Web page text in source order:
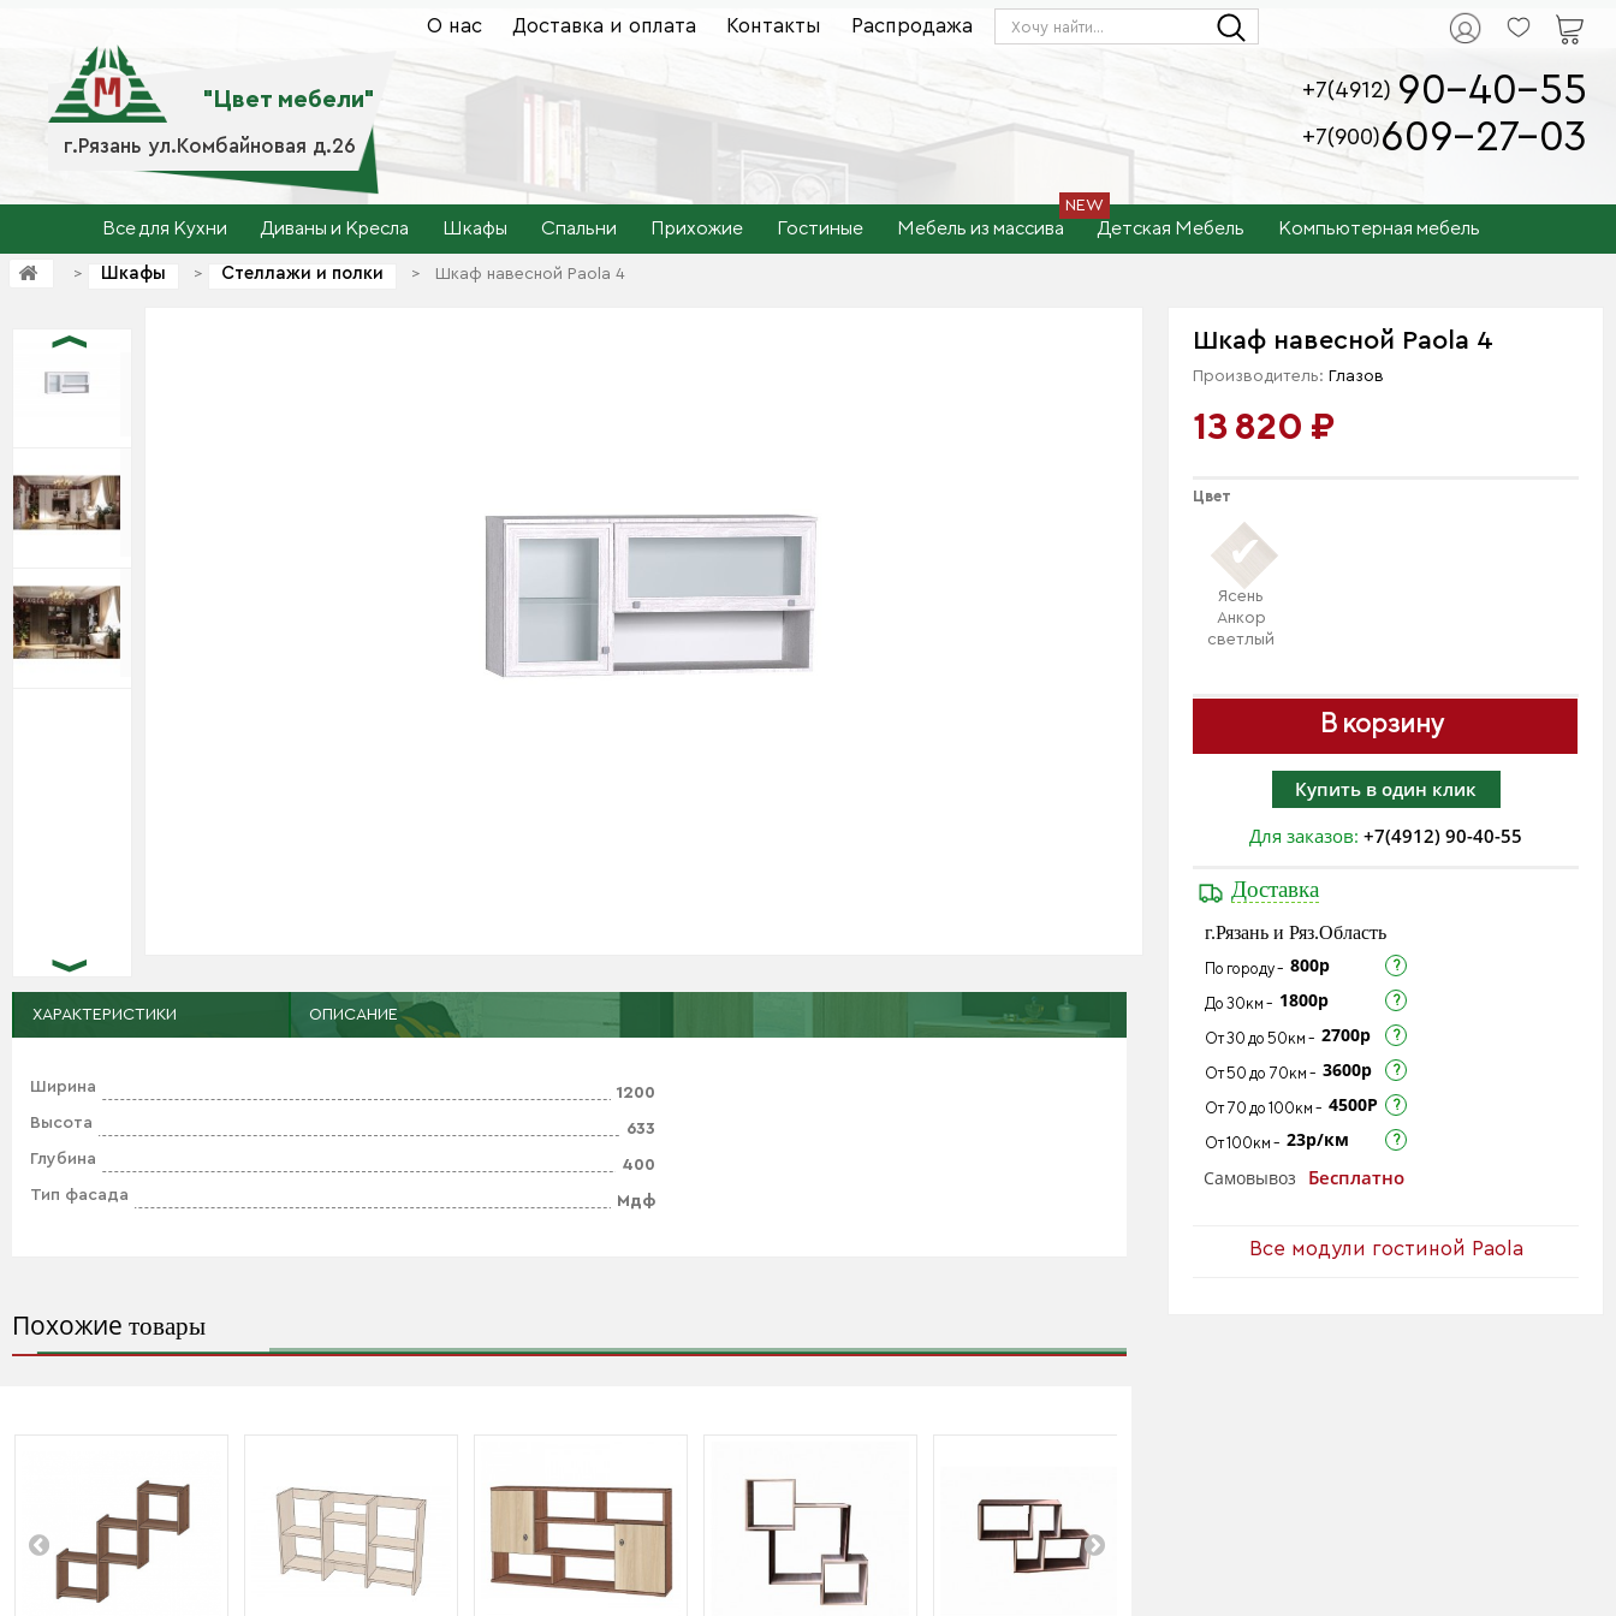
г.Рязань ул.Комбайновая д.26
"Цвет мебели"
О нас Доставка и оплата Контакты Распродажа
+7(4912) 90-40-55
+7(900)609-27-03
Все для Кухни Диваны и Кресла Шкафы Спальни Прихожие Гостиные Мебель из массива Детская Мебель Компьютерная мебель
> Шкафы > Стеллажи и полки > Шкаф навесной Paola 4
Шкаф навесной Paola 4
Производитель: Глазов
13 820 ₽
В корзину
Купить в один клик
Цвет
Ясень
Анкор
светлый
Для заказов:+7(4912) 90-40-55
Доставка
г.Рязань и Ряз.Область
По городу - 800р
До 30км - 1800р
От 30 до 50км - 2700р
От 50 до 70км - 3600р
От 70 до 100км - 4500Р
От 100км - 23р/км
Самовывоз
Бесплатно
Все модули гостиной Paola
ХАРАКТЕРИСТИКИ ОПИСАНИЕ
Ширина
1200
Высота
633
Глубина
400
Тип фасада
Мдф
Похожие товары